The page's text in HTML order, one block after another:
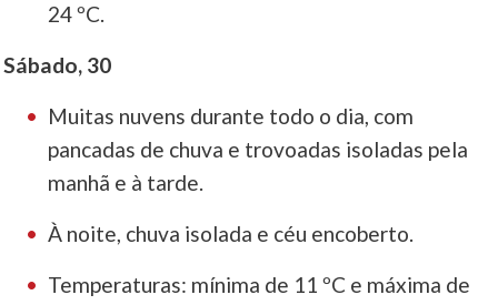
24 ºC.
Sábado, 30
Muitas nuvens durante todo o dia, com
pancadas de chuva e trovoadas isoladas pela
manhã e à tarde.
À noite, chuva isolada e céu encoberto.
Temperaturas: mínima de 11 ºC e máxima de